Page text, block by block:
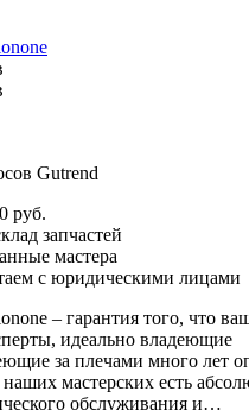
Gutrend
руб.
запчастей
мастера
с юридическими лицами
– гарантия того, что
идеально владеющие
за плечами много лет
мастерских есть
обслуживания и…